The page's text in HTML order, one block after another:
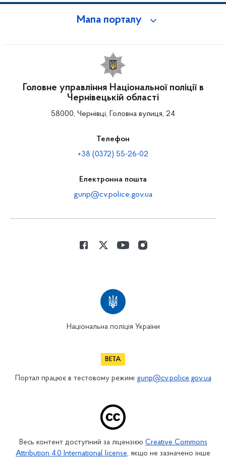
Мапа порталу
Головне управління Національної поліції в
Чернівецькій області
58000, Чернівці, Головна вулиця, 24
Телефон
+38 (0372) 55-26-02
Електронна пошта
gunp@cv.police.gov.ua
Національна поліція України
Портал працює в тестовому режимі gunp@cv.police.gov.ua
Весь контент доступний за ліцензією Creative Commons
Attribution 4.0 International license, якщо не зазначено інше